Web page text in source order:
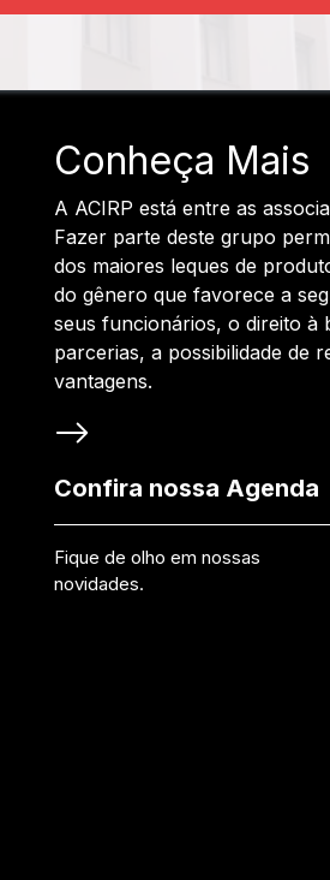
Conheça Mais
A ACIRP está entre as
Fazer parte deste grupo
dos maiores leques de
do gênero que favorece a
seus funcionários, o direito à
parcerias, a possibilidade de
vantagens.
Confira nossa Agenda
Fique de olho em nossas
novidades.